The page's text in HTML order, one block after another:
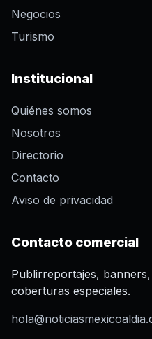
Negocios
Turismo
Institucional
Quiénes somos
Nosotros
Directorio
Contacto
Aviso de privacidad
Contacto comercial
Publirreportajes,
coberturas especiales.